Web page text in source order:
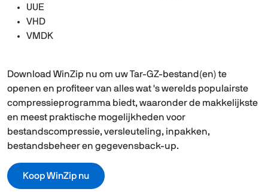
UUE
VHD
VMDK
Download WinZip nu om uw Tar-GZ-bestand(en) te
openen en profiteer van alles wat 's werelds populairste
compressieprogramma biedt, waaronder de makkelijkste
en meest praktische mogelijkheden voor
bestandscompressie, versleuteling, inpakken,
bestandsbeheer en gegevensback-up.
Koop WinZip nu